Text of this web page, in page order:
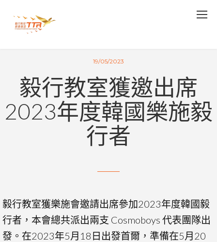
19/05/2023
毅行教室獲邀出席
2023年度韓國樂施毅
行者
毅行教室獲樂施會邀請出席參加2023年度韓國毅
行者，本會總共派出兩支 Cosmoboys 代表團隊出
發。在2023年5月18日出發首爾，準備在5月20